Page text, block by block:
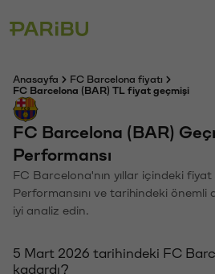
Anasayfa
FC Barcelona fiyatı
FC Barcelona (BAR) TL fiyat geçmişi
FC Barcelona (BAR)
Performansı
FC Barcelona'nın yıllar içindeki
Performansını ve tarihindeki önemli
iyi analiz edin.
5 Mart 2026 tarihindeki FC
kadardı?